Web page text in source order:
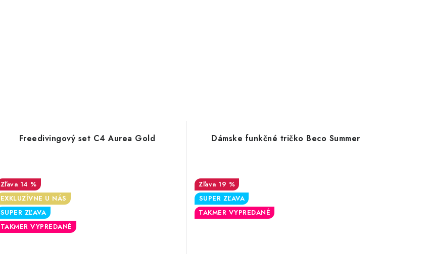
Freedivingový set C4 Aurea Gold
14 %
EXKLUZÍVNE U NÁS
SUPER ZĽAVA
TAKMER VYPREDANÉ
Dámske funkčné tričko Beco Summer
19 %
SUPER ZĽAVA
TAKMER VYPREDANÉ